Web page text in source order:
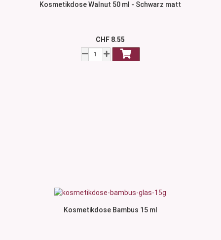
Kosmetikdose Walnut 50 ml - Schwarz matt
CHF 8.55
Kosmetikdose Bambus 15 ml